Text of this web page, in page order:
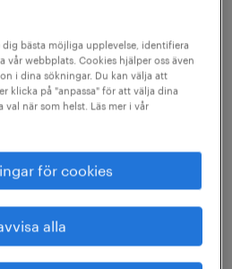
det gäller att
goda, annars gör det
ny forskning.
of Missouri har
och hur det påverkar
att positiv humor, som är
är ett bra
bästa möjliga upplevelse, identifiera
webbplats. Cookies hjälper oss även
i dina sökningar. Du kan välja att
klicka på "anpassa" för att välja dina
val när som helst. Läs mer i vår
för cookies
alla